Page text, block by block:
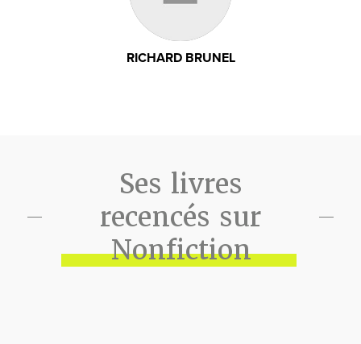
RICHARD BRUNEL
Ses livres
recencés sur
Nonfiction